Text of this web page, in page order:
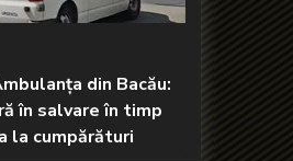
din Bacău:
în salvare în timp
la cumpărături